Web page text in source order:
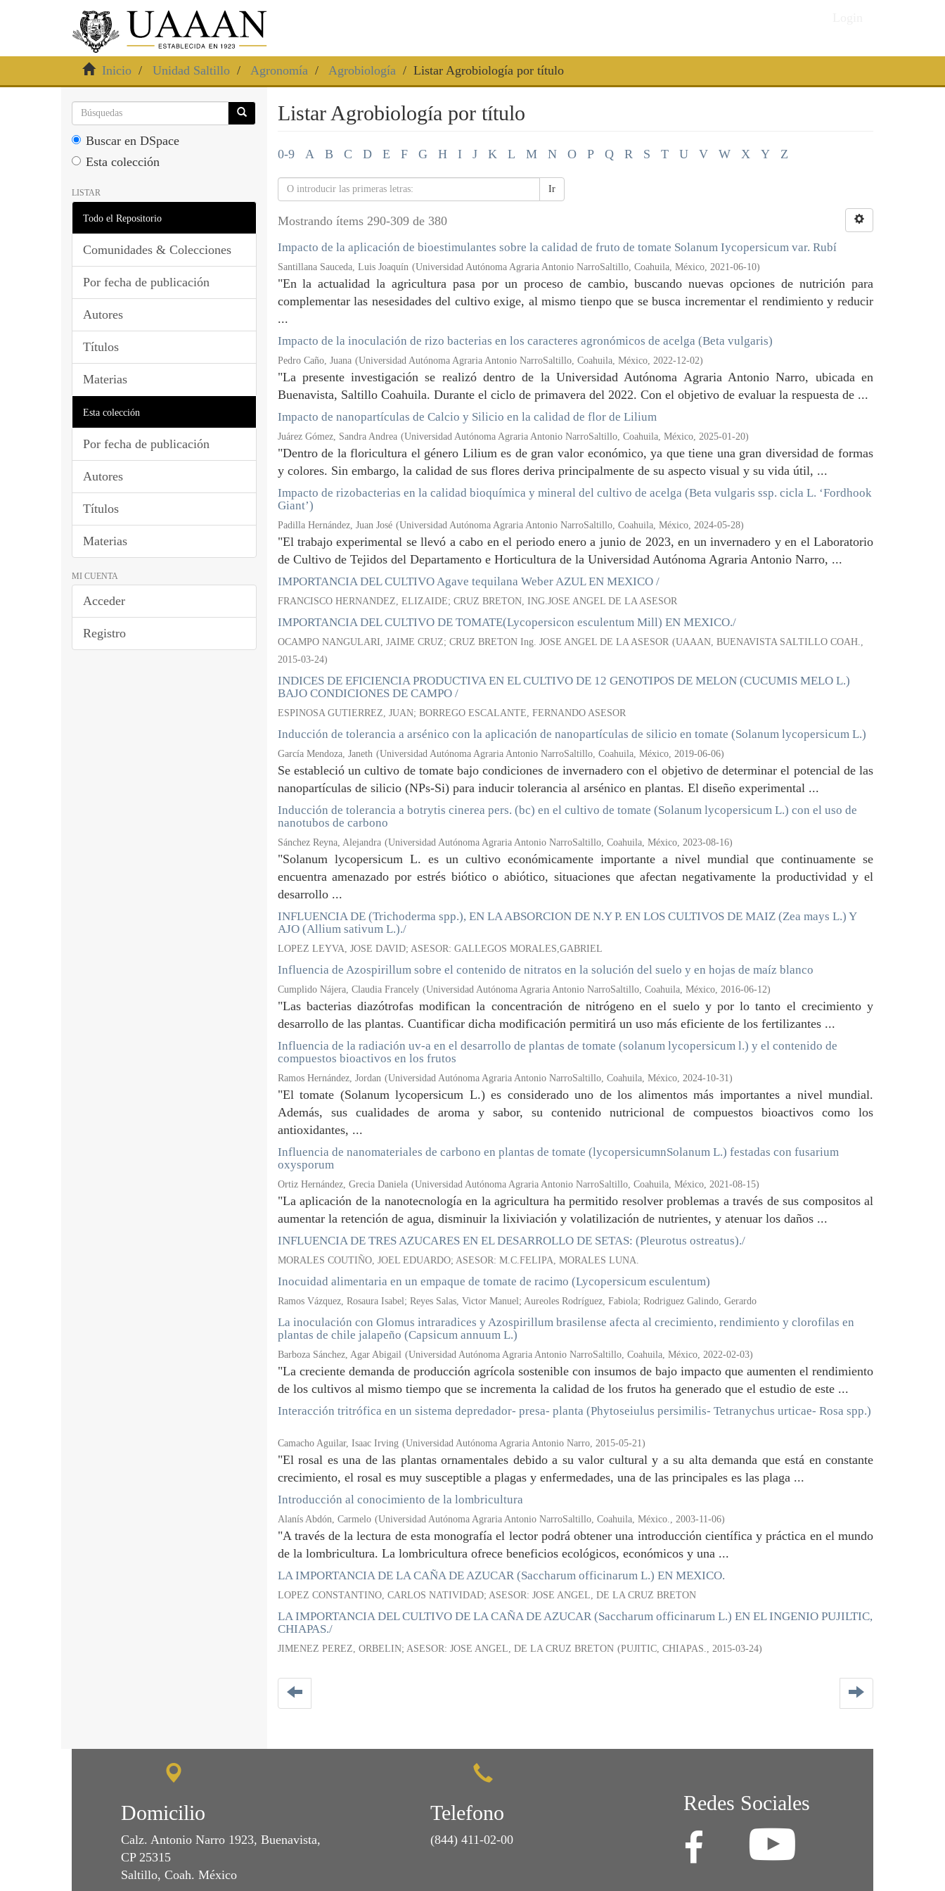
Inicio Unidad Saltillo Agronomía Agrobiología Listar Agrobiología por título
Buscar en DSpace
Esta colección
LISTAR
Todo el Repositorio
Comunidades & Colecciones
Por fecha de publicación
Autores
Títulos
Materias
Esta colección
Por fecha de publicación
Autores
Títulos
Materias
MI CUENTA
Acceder
Registro
Listar Agrobiología por título
0-9 A B C D E F G H I J K L M N O P Q R S T U V W X Y Z
Ir
Mostrando ítems 290-309 de 380
Impacto de la aplicación de bioestimulantes sobre la calidad de fruto de tomate Solanum Iycopersicum var. Rubí
Santillana Sauceda, Luis Joaquín (Universidad Autónoma Agraria Antonio NarroSaltillo, Coahuila, México, 2021-06-10)
"En la actualidad la agricultura pasa por un proceso de cambio, buscando nuevas opciones de nutrición para
complementar las nesesidades del cultivo exige, al mismo tienpo que se busca incrementar el rendimiento y reducir
...
Impacto de la inoculación de rizo bacterias en los caracteres agronómicos de acelga (Beta vulgaris)
Pedro Caño, Juana (Universidad Autónoma Agraria Antonio NarroSaltillo, Coahuila, México, 2022-12-02)
"La presente investigación se realizó dentro de la Universidad Autónoma Agraria Antonio Narro, ubicada en
Buenavista, Saltillo Coahuila. Durante el ciclo de primavera del 2022. Con el objetivo de evaluar la respuesta de ...
Impacto de nanopartículas de Calcio y Silicio en la calidad de flor de Lilium
Juárez Gómez, Sandra Andrea (Universidad Autónoma Agraria Antonio NarroSaltillo, Coahuila, México, 2025-01-20)
"Dentro de la floricultura el género Lilium es de gran valor económico, ya que tiene una gran diversidad de formas
y colores. Sin embargo, la calidad de sus flores deriva principalmente de su aspecto visual y su vida útil, ...
Impacto de rizobacterias en la calidad bioquímica y mineral del cultivo de acelga (Beta vulgaris ssp. cicla L. ‘Fordhook
Giant’)
Padilla Hernández, Juan José (Universidad Autónoma Agraria Antonio NarroSaltillo, Coahuila, México, 2024-05-28)
"El trabajo experimental se llevó a cabo en el periodo enero a junio de 2023, en un invernadero y en el Laboratorio
de Cultivo de Tejidos del Departamento e Horticultura de la Universidad Autónoma Agraria Antonio Narro, ...
IMPORTANCIA DEL CULTIVO Agave tequilana Weber AZUL EN MEXICO /
FRANCISCO HERNANDEZ, ELIZAIDE; CRUZ BRETON, ING.JOSE ANGEL DE LA ASESOR
IMPORTANCIA DEL CULTIVO DE TOMATE(Lycopersicon esculentum Mill) EN MEXICO./
OCAMPO NANGULARI, JAIME CRUZ; CRUZ BRETON Ing. JOSE ANGEL DE LA ASESOR (UAAAN, BUENAVISTA SALTILLO COAH.,
2015-03-24)
INDICES DE EFICIENCIA PRODUCTIVA EN EL CULTIVO DE 12 GENOTIPOS DE MELON (CUCUMIS MELO L.)
BAJO CONDICIONES DE CAMPO /
ESPINOSA GUTIERREZ, JUAN; BORREGO ESCALANTE, FERNANDO ASESOR
Inducción de tolerancia a arsénico con la aplicación de nanopartículas de silicio en tomate (Solanum lycopersicum L.)
García Mendoza, Janeth (Universidad Autónoma Agraria Antonio NarroSaltillo, Coahuila, México, 2019-06-06)
Se estableció un cultivo de tomate bajo condiciones de invernadero con el objetivo de determinar el potencial de las
nanopartículas de silicio (NPs-Si) para inducir tolerancia al arsénico en plantas. El diseño experimental ...
Inducción de tolerancia a botrytis cinerea pers. (bc) en el cultivo de tomate (Solanum lycopersicum L.) con el uso de
nanotubos de carbono
Sánchez Reyna, Alejandra (Universidad Autónoma Agraria Antonio NarroSaltillo, Coahuila, México, 2023-08-16)
"Solanum lycopersicum L. es un cultivo económicamente importante a nivel mundial que continuamente se
encuentra amenazado por estrés biótico o abiótico, situaciones que afectan negativamente la productividad y el
desarrollo ...
INFLUENCIA DE (Trichoderma spp.), EN LA ABSORCION DE N.Y P. EN LOS CULTIVOS DE MAIZ (Zea mays L.) Y
AJO (Allium sativum L.)./
LOPEZ LEYVA, JOSE DAVID; ASESOR: GALLEGOS MORALES,GABRIEL
Influencia de Azospirillum sobre el contenido de nitratos en la solución del suelo y en hojas de maíz blanco
Cumplido Nájera, Claudia Francely (Universidad Autónoma Agraria Antonio NarroSaltillo, Coahuila, México, 2016-06-12)
"Las bacterias diazótrofas modifican la concentración de nitrógeno en el suelo y por lo tanto el crecimiento y
desarrollo de las plantas. Cuantificar dicha modificación permitirá un uso más eficiente de los fertilizantes ...
Influencia de la radiación uv-a en el desarrollo de plantas de tomate (solanum lycopersicum l.) y el contenido de
compuestos bioactivos en los frutos
Ramos Hernández, Jordan (Universidad Autónoma Agraria Antonio NarroSaltillo, Coahuila, México, 2024-10-31)
"El tomate (Solanum lycopersicum L.) es considerado uno de los alimentos más importantes a nivel mundial.
Además, sus cualidades de aroma y sabor, su contenido nutricional de compuestos bioactivos como los
antioxidantes, ...
Influencia de nanomateriales de carbono en plantas de tomate (lycopersicumnSolanum L.) festadas con fusarium
oxysporum
Ortiz Hernández, Grecia Daniela (Universidad Autónoma Agraria Antonio NarroSaltillo, Coahuila, México, 2021-08-15)
"La aplicación de la nanotecnología en la agricultura ha permitido resolver problemas a través de sus compositos al
aumentar la retención de agua, disminuir la lixiviación y volatilización de nutrientes, y atenuar los daños ...
INFLUENCIA DE TRES AZUCARES EN EL DESARROLLO DE SETAS: (Pleurotus ostreatus)./
MORALES COUTIÑO, JOEL EDUARDO; ASESOR: M.C.FELIPA, MORALES LUNA.
Inocuidad alimentaria en un empaque de tomate de racimo (Lycopersicum esculentum)
Ramos Vázquez, Rosaura Isabel; Reyes Salas, Victor Manuel; Aureoles Rodríguez, Fabiola; Rodriguez Galindo, Gerardo
La inoculación con Glomus intraradices y Azospirillum brasilense afecta al crecimiento, rendimiento y clorofilas en
plantas de chile jalapeño (Capsicum annuum L.)
Barboza Sánchez, Agar Abigail (Universidad Autónoma Agraria Antonio NarroSaltillo, Coahuila, México, 2022-02-03)
"La creciente demanda de producción agrícola sostenible con insumos de bajo impacto que aumenten el rendimiento
de los cultivos al mismo tiempo que se incrementa la calidad de los frutos ha generado que el estudio de este ...
Interacción tritrófica en un sistema depredador- presa- planta (Phytoseiulus persimilis- Tetranychus urticae- Rosa spp.)
Camacho Aguilar, Isaac Irving (Universidad Autónoma Agraria Antonio Narro, 2015-05-21)
"El rosal es una de las plantas ornamentales debido a su valor cultural y a su alta demanda que está en constante
crecimiento, el rosal es muy susceptible a plagas y enfermedades, una de las principales es las plaga ...
Introducción al conocimiento de la lombricultura
Alanís Abdón, Carmelo (Universidad Autónoma Agraria Antonio NarroSaltillo, Coahuila, México., 2003-11-06)
"A través de la lectura de esta monografía el lector podrá obtener una introducción científica y práctica en el mundo
de la lombricultura. La lombricultura ofrece beneficios ecológicos, económicos y una ...
LA IMPORTANCIA DE LA CAÑA DE AZUCAR (Saccharum officinarum L.) EN MEXICO.
LOPEZ CONSTANTINO, CARLOS NATIVIDAD; ASESOR: JOSE ANGEL, DE LA CRUZ BRETON
LA IMPORTANCIA DEL CULTIVO DE LA CAÑA DE AZUCAR (Saccharum officinarum L.) EN EL INGENIO PUJILTIC,
CHIAPAS./
JIMENEZ PEREZ, ORBELIN; ASESOR: JOSE ANGEL, DE LA CRUZ BRETON (PUJITIC, CHIAPAS., 2015-03-24)
Domicilio
Calz. Antonio Narro 1923, Buenavista,
CP 25315
Saltillo, Coah. México
Telefono
(844) 411-02-00
Redes Sociales